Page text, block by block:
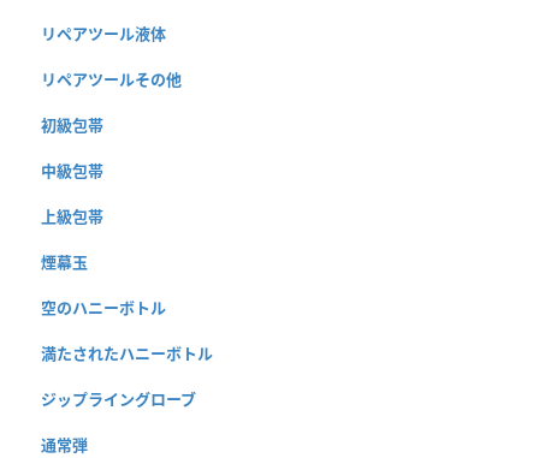
リペアツール液体
リペアツールその他
初級包帯
中級包帯
上級包帯
煙幕玉
空のハニーボトル
満たされたハニーボトル
ジップライングローブ
通常弾